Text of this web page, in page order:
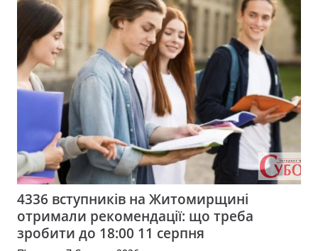
4336 вступників на Житомирщині
отримали рекомендації: що треба
зробити до 18:00 11 серпня